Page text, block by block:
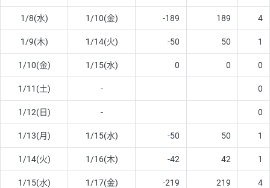
1/8(水) 1/10(金) -189 189 4
1/9(木) 1/14(火) -50 50 1
1/10(金) 1/15(水) 0 0 0
1/11(土) - 0
1/12(日) - 0
1/13(月) 1/15(水) -50 50 1
1/14(火) 1/16(木) -42 42 1
1/15(水) 1/17(金) -219 219 4